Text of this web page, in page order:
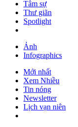
Tâm sự
Thư giãn
Spotlight
Ảnh
Infographics
Mới nhất
Xem Nhiều
Tin nóng
Newsletter
Lịch vạn niên